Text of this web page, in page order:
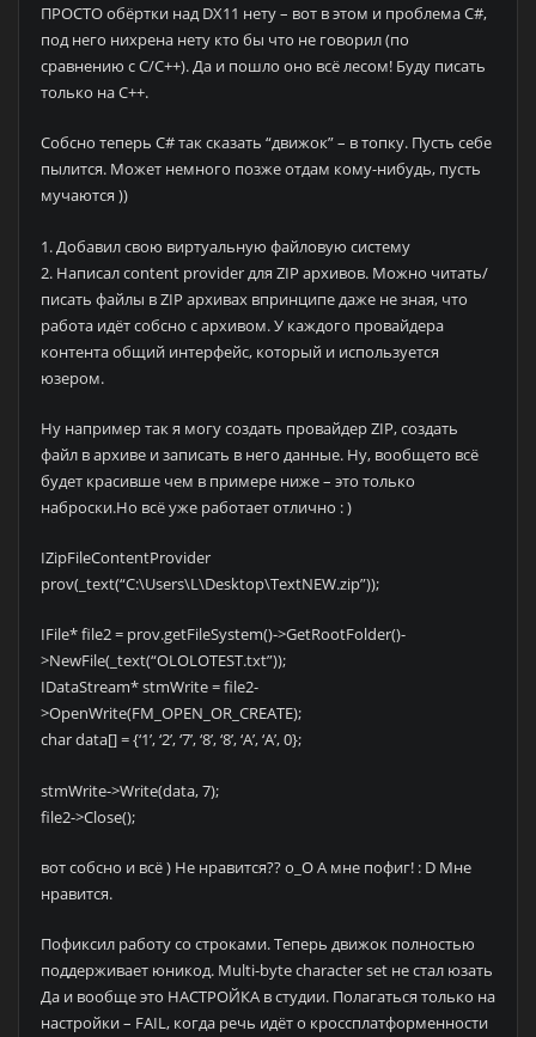
ПРОСТО обёртки над DX11 нету – вот в этом и проблема C#,
под него нихрена нету кто бы что не говорил (по
сравнению с С/С++). Да и пошло оно всё лесом! Буду писать
только на С++.
Собсно теперь C# так сказать “движок” – в топку. Пусть себе
пылится. Может немного позже отдам кому-нибудь, пусть
мучаются ))
1. Добавил свою виртуальную файловую систему
2. Написал content provider для ZIP архивов. Можно читать/
писать файлы в ZIP архивах впринципе даже не зная, что
работа идёт собсно с архивом. У каждого провайдера
контента общий интерфейс, который и используется
юзером.
Ну например так я могу создать провайдер ZIP, создать
файл в архиве и записать в него данные. Ну, вообщето всё
будет красивше чем в примере ниже – это только
наброски.Но всё уже работает отлично : )
IZipFileContentProvider
prov(_text(“C:\Users\L\Desktop\TextNEW.zip”));
IFile* file2 = prov.getFileSystem()->GetRootFolder()-
>NewFile(_text(“OLOLOTEST.txt”));
IDataStream* stmWrite = file2-
>OpenWrite(FM_OPEN_OR_CREATE);
char data[] = {‘1’, ‘2’, ‘7’, ‘8’, ‘8’, ‘A’, ‘A’, 0};
stmWrite->Write(data, 7);
file2->Close();
вот собсно и всё ) Не нравится?? о_О А мне пофиг! : D Мне
нравится.
Пофиксил работу со строками. Теперь движок полностью
поддерживает юникод. Multi-byte character set не стал юзать
Да и вообще это НАСТРОЙКА в студии. Полагаться только на
настройки – FAIL, когда речь идёт о кроссплатформенности